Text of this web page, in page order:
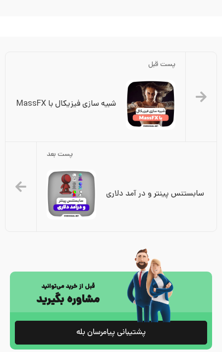
پست قبل
شبیه سازی فیزیکال با MassFX
پست بعد
سابستنس پینتر و در آمد دلاری
قبل از خرید می‌توانید
مشاوره بگیرید
پشتیبانی پیامرسان بله